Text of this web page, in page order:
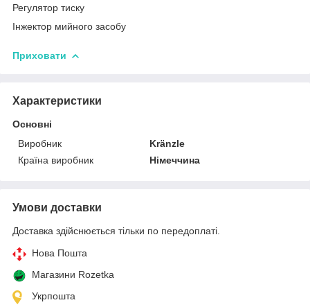
Регулятор тиску
Інжектор мийного засобу
Приховати
Характеристики
Основні
Виробник
Kränzle
Країна виробник
Німеччина
Умови доставки
Доставка здійснюється тільки по передоплаті.
Нова Пошта
Магазини Rozetka
Укрпошта